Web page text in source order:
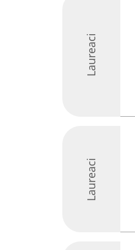
Laureaci
Laureaci